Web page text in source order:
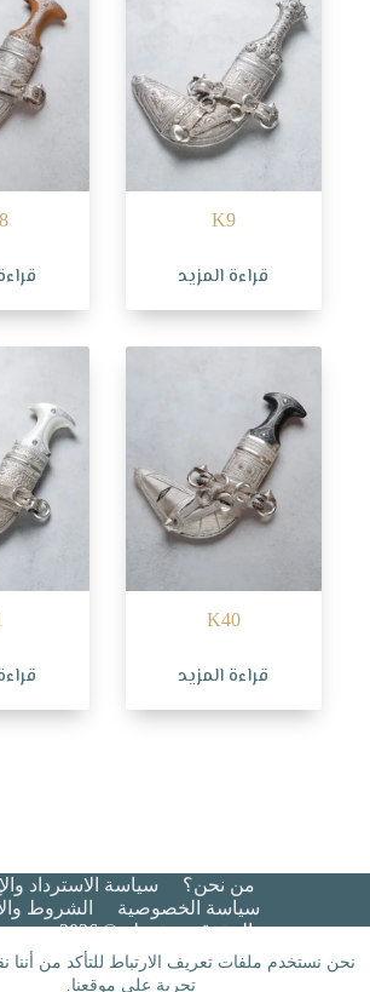
نحن نستخدم ملفات تعريف الارتباط للتأكد من
تجربة على موقعنا.
K9
قراءة المزيد
K40
قراءة المزيد
من نحن؟
سياسة الاسترداد
سياسة الخصوصية
الشروط
جميع الحقوق محفوظة © 2026 هيبة عريس